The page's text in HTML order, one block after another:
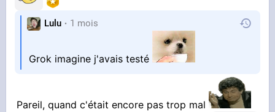
Lulu 1 mois
Grok imagine j'avais testé
Pareil, quand c'était encore pas trop mal